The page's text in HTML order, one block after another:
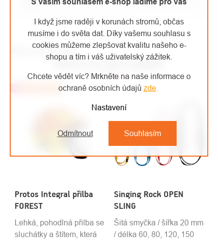
I když jsme raději v korunách stromů, občas
musíme i do světa dat. Díky vašemu souhlasu s
cookies můžeme zlepšovat kvalitu našeho e-
shopu a tím i váš uživatelský zážitek.
Chcete vědět víc? Mrkněte na naše informace o
ochraně osobních údajů zde.
Nastavení
Odmítnout Souhlasím
MOHLO BY VÁS ZAJÍMAT
Doporučujeme
Protos Integral přilba
FOREST
Lehká, pohodlná přilba se
sluchátky a štítem, která
Singing Rock OPEN
SLING
Šitá smyčka / šířka 20 mm
/ délka 60, 80, 120, 150